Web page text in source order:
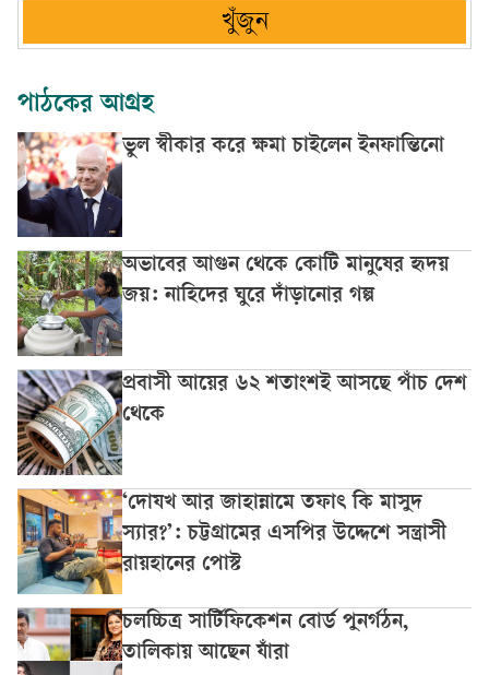
খুঁজুন
পাঠকের আগ্রহ
ভুল স্বীকার করে ক্ষমা চাইলেন ইনফান্তিনো
অভাবের আগুন থেকে কোটি মানুষের হৃদয়
জয়: নাহিদের ঘুরে দাঁড়ানোর গল্প
প্রবাসী আয়ের ৬২ শতাংশই আসছে পাঁচ দেশ
থেকে
‘দোযখ আর জাহান্নামে তফাৎ কি মাসুদ
স্যার?’: চট্টগ্রামের এসপির উদ্দেশে সন্ত্রাসী
রায়হানের পোস্ট
চলচ্চিত্র সার্টিফিকেশন বোর্ড পুনর্গঠন,
তালিকায় আছেন যাঁরা